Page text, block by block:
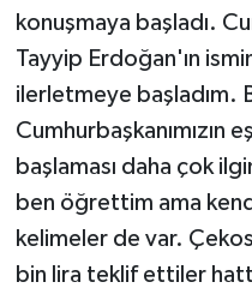
konuşmaya başladı.
Tayyip Erdoğan'ın
ilerletmeye başladım.
Cumhurbaşkanımızın
başlaması daha çok
ben öğrettim ama
kelimeler de var.
bin lira teklif ettiler